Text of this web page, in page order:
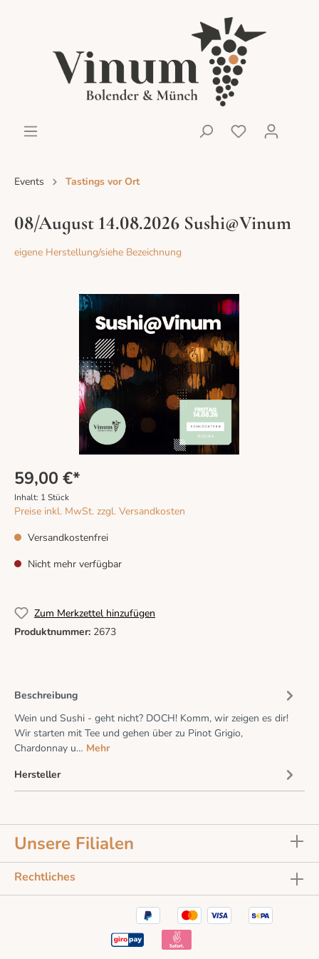
Events Tastings vor Ort
08/August 14.08.2026 Sushi@Vinum
eigene Herstellung/siehe Bezeichnung
59,00 €*
Inhalt: 1 Stück
Preise inkl. MwSt. zzgl. Versandkosten
Versandkostenfrei
Nicht mehr verfügbar
Zum Merkzettel hinzufügen
Produktnummer: 2673
Beschreibung
Wein und Sushi - geht nicht? DOCH! Komm, wir zeigen es dir!
Wir starten mit Tee und gehen über zu Pinot Grigio,
Chardonnay u… Mehr
Hersteller
Unsere Filialen
Rechtliches